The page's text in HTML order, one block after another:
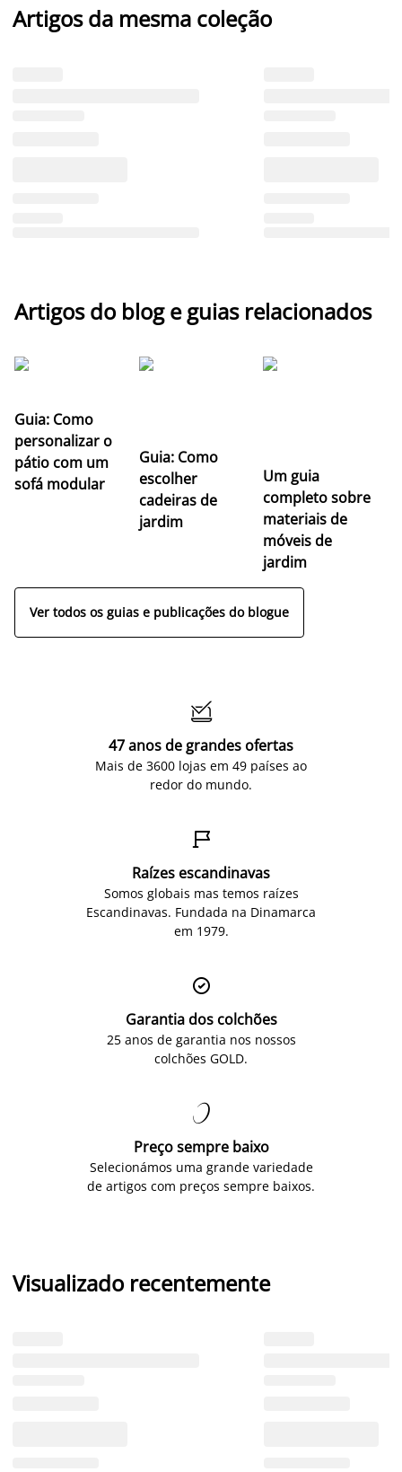
Artigos da mesma coleção
Artigos do blog e guias relacionados
Guia: Como
personalizar o
pátio com um
sofá modular
Guia: Como
escolher
cadeiras de
jardim
Um guia
completo sobre
materiais de
móveis de
jardim
Ver todos os guias e publicações do blogue

47 anos de grandes ofertas
Mais de 3600 lojas em 49 países ao
redor do mundo.

Raízes escandinavas
Somos globais mas temos raízes
Escandinavas. Fundada na Dinamarca
em 1979.

Garantia dos colchões
25 anos de garantia nos nossos
colchões GOLD.

Preço sempre baixo
Selecionámos uma grande variedade
de artigos com preços sempre baixos.
Visualizado recentemente